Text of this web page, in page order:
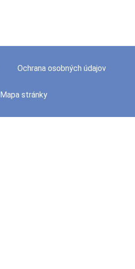
Ochrana osobných údajov
Mapa stránky